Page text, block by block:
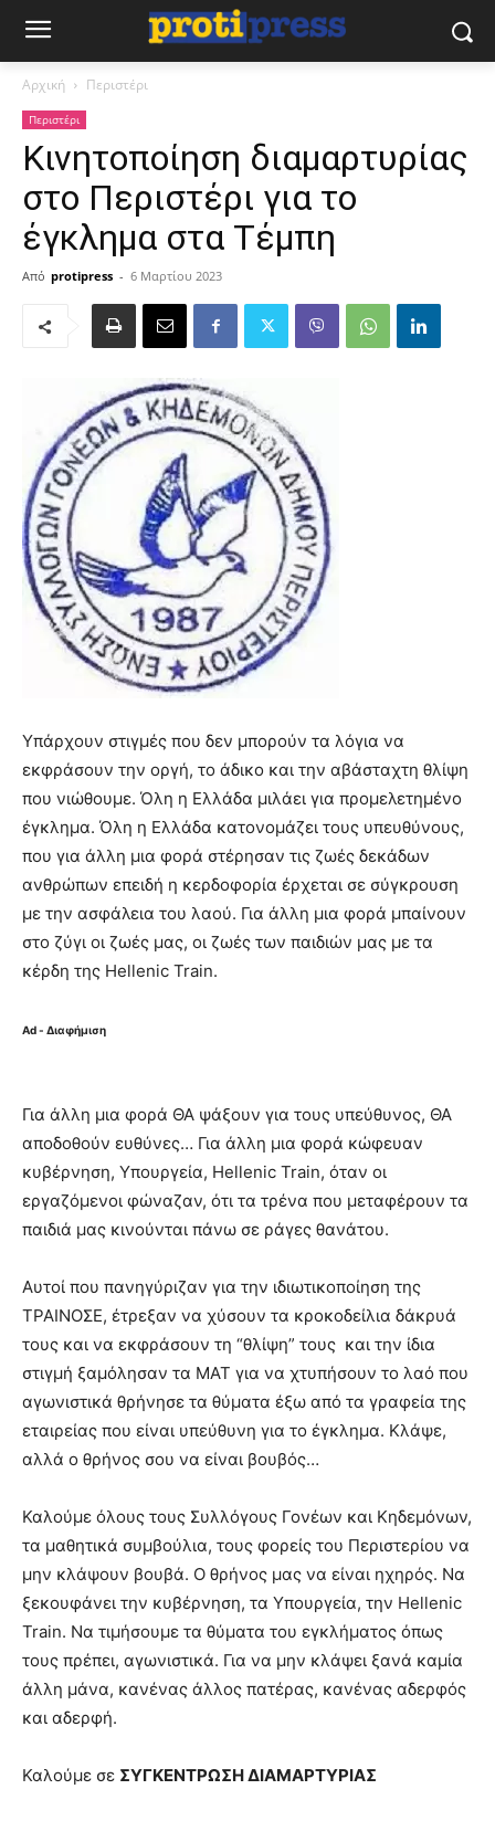
Αρχική Περιστέρι
Περιστέρι
Κινητοποίηση διαμαρτυρίας
στο Περιστέρι για το
έγκλημα στα Τέμπη
Από protipress - 6 Μαρτίου 2023
Υπάρχουν στιγμές που δεν μπορούν τα λόγια να
εκφράσουν την οργή, το άδικο και την αβάσταχτη θλίψη
που νιώθουμε. Όλη η Ελλάδα μιλάει για προμελετημένο
έγκλημα. Όλη η Ελλάδα κατονομάζει τους υπευθύνους,
που για άλλη μια φορά στέρησαν τις ζωές δεκάδων
ανθρώπων επειδή η κερδοφορία έρχεται σε σύγκρουση
με την ασφάλεια του λαού. Για άλλη μια φορά μπαίνουν
στο ζύγι οι ζωές μας, οι ζωές των παιδιών μας με τα
κέρδη της Hellenic Train.
Ad - Διαφήμιση
Για άλλη μια φορά ΘΑ ψάξουν για τους υπεύθυνος, ΘΑ
αποδοθούν ευθύνες… Για άλλη μια φορά κώφευαν
κυβέρνηση, Υπουργεία, Hellenic Train, όταν οι
εργαζόμενοι φώναζαν, ότι τα τρένα που μεταφέρουν τα
παιδιά μας κινούνται πάνω σε ράγες θανάτου.
Αυτοί που πανηγύριζαν για την ιδιωτικοποίηση της
ΤΡΑΙΝΟΣΕ, έτρεξαν να χύσουν τα κροκοδείλια δάκρυά
τους και να εκφράσουν τη “θλίψη” τους και την ίδια
στιγμή ξαμόλησαν τα ΜΑΤ για να χτυπήσουν το λαό που
αγωνιστικά θρήνησε τα θύματα έξω από τα γραφεία της
εταιρείας που είναι υπεύθυνη για το έγκλημα. Κλάψε,
αλλά ο θρήνος σου να είναι βουβός…
Καλούμε όλους τους Συλλόγους Γονέων και Κηδεμόνων,
τα μαθητικά συμβούλια, τους φορείς του Περιστερίου να
μην κλάψουν βουβά. Ο θρήνος μας να είναι ηχηρός. Να
ξεκουφάνει την κυβέρνηση, τα Υπουργεία, την Hellenic
Train. Να τιμήσουμε τα θύματα του εγκλήματος όπως
τους πρέπει, αγωνιστικά. Για να μην κλάψει ξανά καμία
άλλη μάνα, κανένας άλλος πατέρας, κανένας αδερφός
και αδερφή.
Καλούμε σε ΣΥΓΚΕΝΤΡΩΣΗ ΔΙΑΜΑΡΤΥΡΙΑΣ